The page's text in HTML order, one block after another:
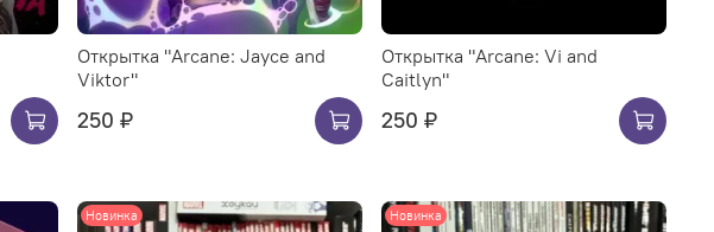
Открытка "Arcane: Jayce and
Viktor"
250 ₽
Открытка "Arcane: Vi and
Caitlyn"
250 ₽
Новинка Новинка